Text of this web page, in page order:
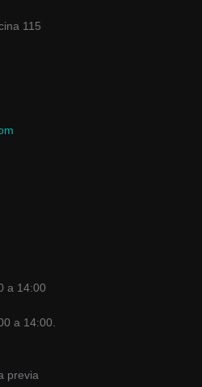
115
a 14:00
a 14:00.
previa